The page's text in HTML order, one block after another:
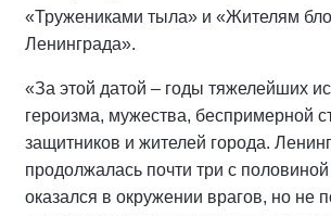
«Тружениками тыла» и «Жителям
Ленинграда».
«За этой датой – годы тяжелейших
героизма, мужества, беспримерной
защитников и жителей города.
продолжалась почти три с половиной
оказался в окружении врагов, но не